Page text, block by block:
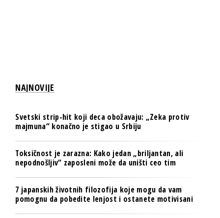
NAJNOVIJE
Svetski strip-hit koji deca obožavaju: „Zeka protiv
majmuna“ konačno je stigao u Srbiju
Toksičnost je zarazna: Kako jedan „briljantan, ali
nepodnošljiv“ zaposleni može da uništi ceo tim
7 japanskih životnih filozofija koje mogu da vam
pomognu da pobedite lenjost i ostanete motivisani